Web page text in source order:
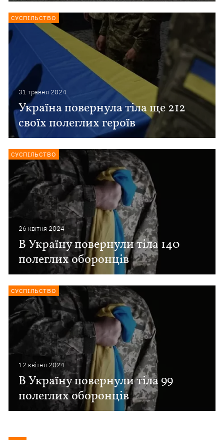
31 травня 2024
Україна повернула тіла ще 212
своїх полеглих героїв
СУСПІЛЬСТВО
26 квiтня 2024
В Україну повернули тіла 140
полеглих оборонців
СУСПІЛЬСТВО
12 квiтня 2024
В Україну повернули тіла 99
полеглих оборонців
СУСПІЛЬСТВО